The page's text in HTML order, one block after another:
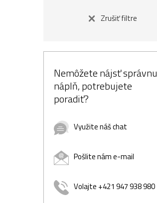
Zrušiť filtre
Nemôžete nájsť správnu
náplň, potrebujete
poradiť?
Využite náš chat
Pošlite nám e-mail
Volajte +421 947 938 980